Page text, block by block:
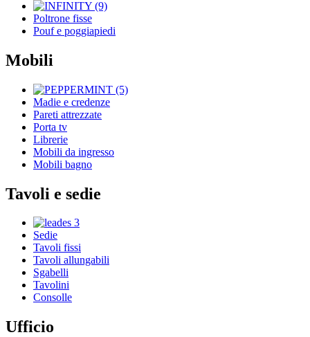
Poltrone fisse
Pouf e poggiapiedi
Mobili
Madie e credenze
Pareti attrezzate
Porta tv
Librerie
Mobili da ingresso
Mobili bagno
Tavoli e sedie
Sedie
Tavoli fissi
Tavoli allungabili
Sgabelli
Tavolini
Consolle
Ufficio